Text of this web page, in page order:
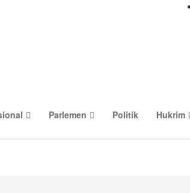
Parlemen Politik Hukrim